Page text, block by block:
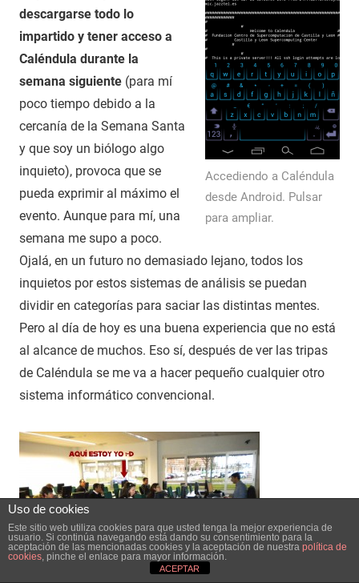
Accediendo a Caléndula
desde Android. Pulsar
para ampliar.
descargarse todo lo
impartido y tener acceso a
Caléndula durante la
semana siguiente (para mí
poco tiempo debido a la
cercanía de la Semana Santa
y que soy un biólogo algo
inquieto), provoca que se
pueda exprimir al máximo el
evento. Aunque para mí, una
semana me supo a poco.
Ojalá, en un futuro no demasiado lejano, todos los
inquietos por estos sistemas de análisis se puedan
dividir en categorías para saciar las distintas mentes.
Pero al día de hoy es una buena experiencia que no está
al alcance de muchos. Eso sí, después de ver las tripas
de Caléndula se me va a hacer pequeño cualquier otro
sistema informático convencional.
Uso de cookies
Este sitio web utiliza cookies para que usted tenga la mejor experiencia de
usuario. Si continúa navegando está dando su consentimiento para la
aceptación de las mencionadas cookies y la aceptación de nuestra política de
cookies, pinche el enlace para mayor información.
ACEPTAR